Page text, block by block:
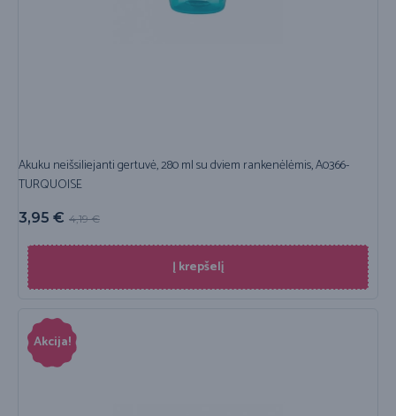
Akuku neišsiliejanti gertuvė, 280 ml su dviem rankenėlėmis, A0366-
TURQUOISE
4,19€
3,95 €
Į krepšelį
Akcija!